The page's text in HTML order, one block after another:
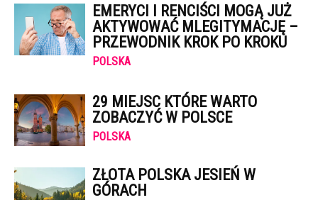
EMERYCI I RENCIŚCI MOGĄ JUŻ
AKTYWOWAĆ MLEGITYMACJĘ –
PRZEWODNIK KROK PO KROKU
POLSKA
29 MIEJSC KTÓRE WARTO
ZOBACZYĆ W POLSCE
POLSKA
ZŁOTA POLSKA JESIEŃ W
GÓRACH